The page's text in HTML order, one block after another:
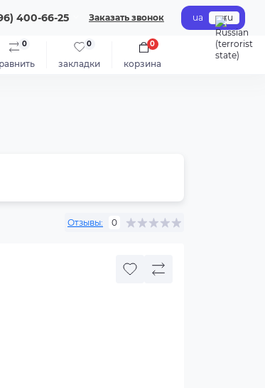
400-66-25 Заказать звонок ua ru
0
закладки
0
корзина
0
Отзывы: 0